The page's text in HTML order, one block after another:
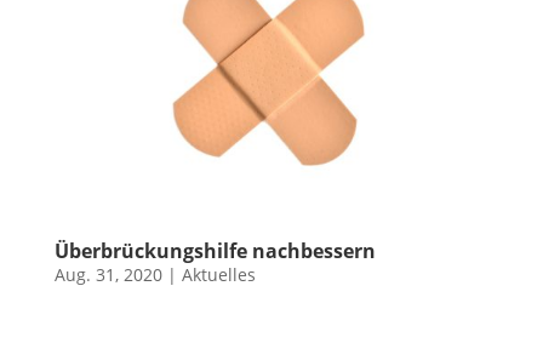
Überbrückungshilfe nachbessern
Aug. 31, 2020| Aktuelles